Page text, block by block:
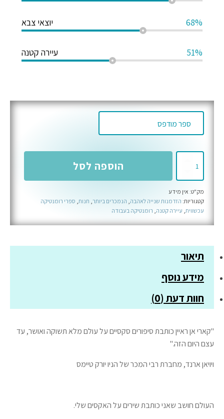
יוצאי צבא 68%
עיירה קטנה 51%
כאן
איתי
-
חמישי
בסדרת
וויילדר
הוספה לסל
מק"ט: אין מידע
קטגוריות: הזדמנות שנייה לאהבה, הנמכרים ביותר, חנות, ספרי רומנטיקה
עכשווית, עיירה קטנה, רומנטיקה בעבודה
תיאור
מידע נוסף
חוות דעת (0)
"קארי אן ראיין כותבת סיפורים סקסיים על עולם מלא תשוקה ואושר, עד
עצם היום הזה."
ויויאן ארנד, מחברת רבי המכר של הניו יורק טיימס
העולם חושב שאני כותבת שירים על האקסים שלי.